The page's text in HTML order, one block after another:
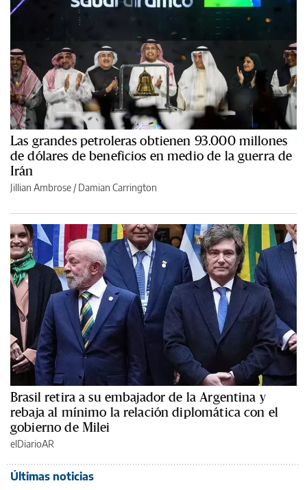
Las grandes petroleras obtienen 93.000 millones
de dólares de beneficios en medio de la guerra de
Irán
Jillian Ambrose / Damian Carrington
Brasil retira a su embajador de la Argentina y
rebaja al mínimo la relación diplomática con el
gobierno de Milei
elDiarioAR
Últimas noticias